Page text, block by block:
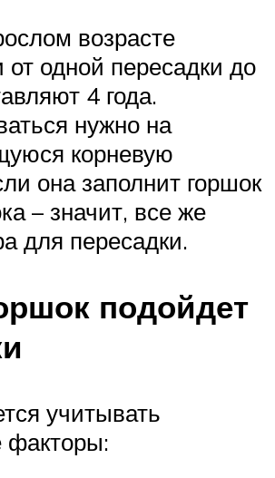
возрасте
от одной пересадки до
4 года.
нужно на
корневую
она заполнит горшок
– значит, все же
для пересадки.
подойдет
учитывать